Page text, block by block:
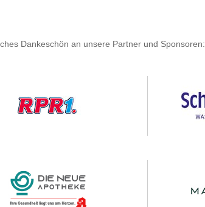
Dankeschön an unsere Partner und Sponsoren: